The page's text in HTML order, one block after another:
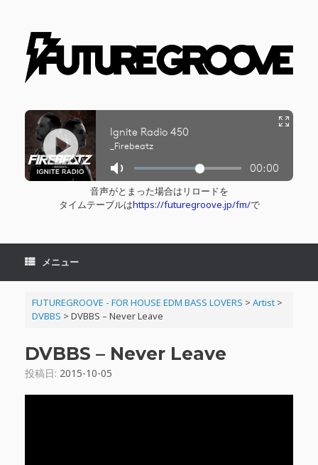
音声がとまった場合はリロードを
タイムテーブルはhttps://futuregroove.jp/fm/で
メニュー
FUTUREGROOVE - FOR HOUSE EDM BASS LOVERS > Artist>
DVBBS > DVBBS – Never Leave
DVBBS – Never Leave
投稿日: 2015-10-05